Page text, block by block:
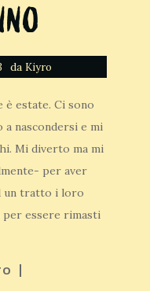
da Kiyro
estate. Ci sono
nascondersi e mi
Mi diverto ma mi
per aver
un tratto i loro
essere rimasti